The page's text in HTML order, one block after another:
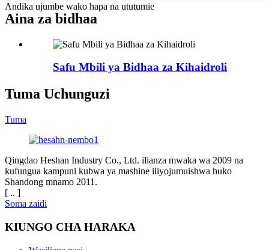
Andika ujumbe wako hapa na ututumie
Aina za bidhaa
Safu Mbili ya Bidhaa za Kihaidroli
Tuma Uchunguzi
Tuma
Qingdao Heshan Industry Co., Ltd. ilianza mwaka wa 2009 na
kufungua kampuni kubwa ya mashine iliyojumuishwa huko
Shandong mnamo 2011.
[ .. ]
Soma zaidi
KIUNGO CHA HARAKA